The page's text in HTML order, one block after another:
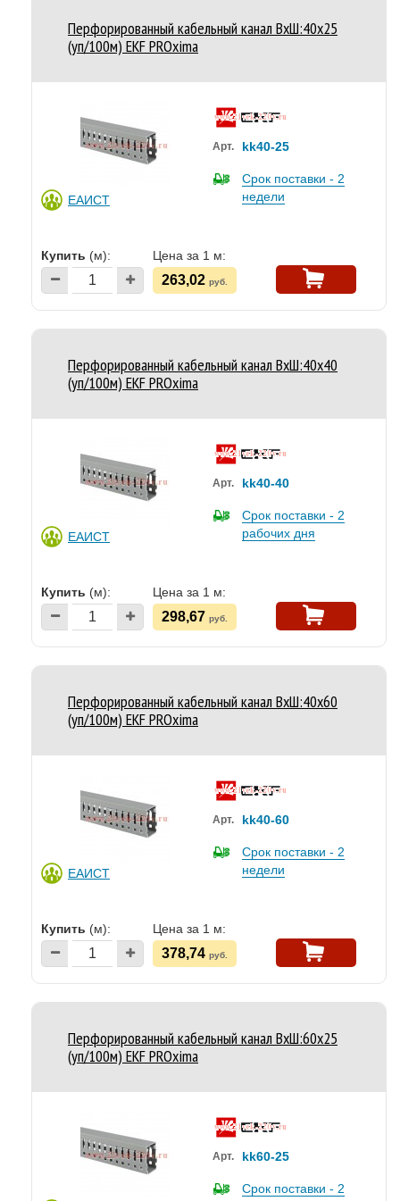
Перфорированный кабельный канал ВхШ:40х25
(уп/100м) EKF PROxima
ЕАИСТ
Арт. kk40-25
Срок поставки - 2
недели
Купить (м): Цена за 1 м:
263,02 руб.
Перфорированный кабельный канал ВхШ:40х40
(уп/100м) EKF PROxima
ЕАИСТ
Арт. kk40-40
Срок поставки - 2
рабочих дня
Купить (м): Цена за 1 м:
298,67 руб.
Перфорированный кабельный канал ВхШ:40х60
(уп/100м) EKF PROxima
ЕАИСТ
Арт. kk40-60
Срок поставки - 2
недели
Купить (м): Цена за 1 м:
378,74 руб.
Перфорированный кабельный канал ВхШ:60х25
(уп/100м) EKF PROxima
Арт. kk60-25
Срок поставки - 2